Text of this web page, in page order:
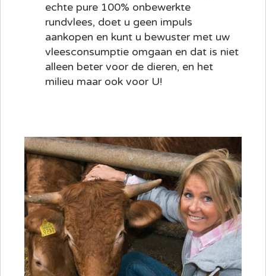
echte pure 100% onbewerkte
rundvlees, doet u geen impuls
aankopen en kunt u bewuster met uw
vleesconsumptie omgaan en dat is niet
alleen beter voor de dieren, en het
milieu maar ook voor U!